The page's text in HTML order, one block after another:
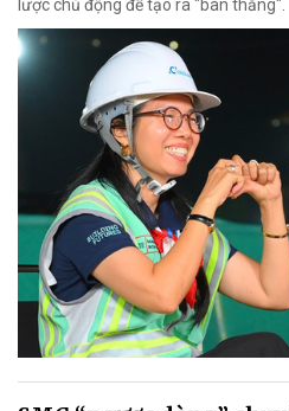
lược chủ động để tạo ra "bàn thắng".